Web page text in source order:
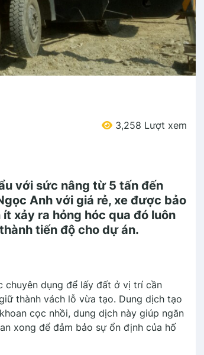
3,258 Lượt xem
với sức nâng từ 5 tấn đến
Anh với giá rẻ, xe được bảo
xảy ra hỏng hóc qua đó luôn
tiến độ cho dự án.
chuyên dụng để lấy đất ở vị trí cần
thành vách lỗ vừa tạo. Dung dịch tạo
cọc nhồi, dung dịch này giúp ngăn
xong để đảm bảo sự ổn định của hố